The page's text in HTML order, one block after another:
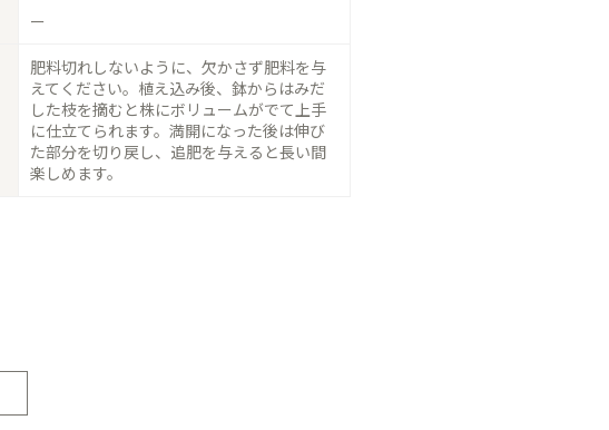
ー
肥料切れしないように、欠かさず肥料を与
えてください。植え込み後、鉢からはみだ
した枝を摘むと株にボリュームがでて上手
に仕立てられます。満開になった後は伸び
た部分を切り戻し、追肥を与えると長い間
楽しめます。